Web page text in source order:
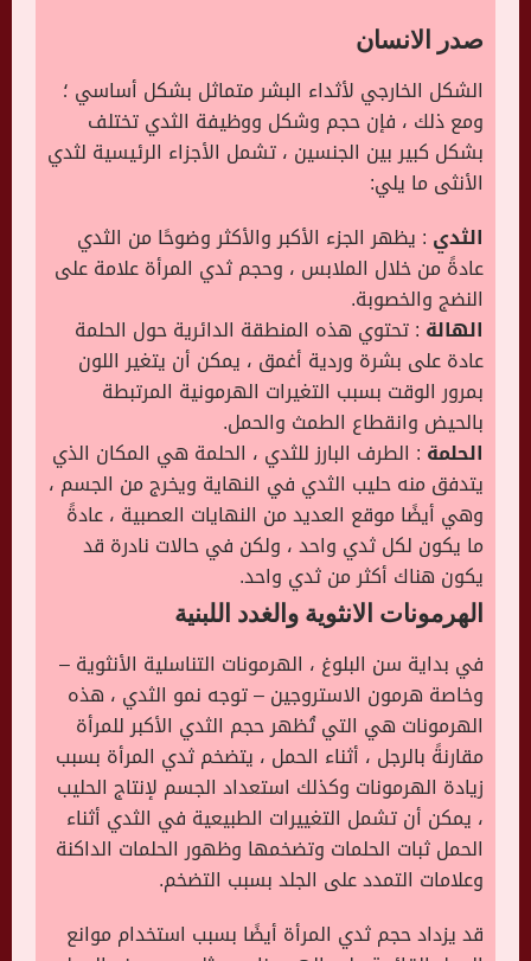
صدر الانسان
الشكل الخارجي لأثداء البشر متماثل بشكل أساسي ؛
ومع ذلك ، فإن حجم وشكل ووظيفة الثدي تختلف
بشكل كبير بين الجنسين ، تشمل الأجزاء الرئيسية لثدي
الأنثى ما يلي:
الثدي : يظهر الجزء الأكبر والأكثر وضوحًا من الثدي
عادةً من خلال الملابس ، وحجم ثدي المرأة علامة على
النضج والخصوبة.
الهالة : تحتوي هذه المنطقة الدائرية حول الحلمة
عادة على بشرة وردية أغمق ، يمكن أن يتغير اللون
بمرور الوقت بسبب التغيرات الهرمونية المرتبطة
بالحيض وانقطاع الطمث والحمل.
الحلمة : الطرف البارز للثدي ، الحلمة هي المكان الذي
يتدفق منه حليب الثدي في النهاية ويخرج من الجسم ،
وهي أيضًا موقع العديد من النهايات العصبية ، عادةً
ما يكون لكل ثدي واحد ، ولكن في حالات نادرة قد
يكون هناك أكثر من ثدي واحد.
الهرمونات الانثوية والغدد اللبنية
في بداية سن البلوغ ، الهرمونات التناسلية الأنثوية –
وخاصة هرمون الاستروجين – توجه نمو الثدي ، هذه
الهرمونات هي التي تُظهر حجم الثدي الأكبر للمرأة
مقارنةً بالرجل ، أثناء الحمل ، يتضخم ثدي المرأة بسبب
زيادة الهرمونات وكذلك استعداد الجسم لإنتاج الحليب
، يمكن أن تشمل التغييرات الطبيعية في الثدي أثناء
الحمل ثبات الحلمات وتضخمها وظهور الحلمات الداكنة
وعلامات التمدد على الجلد بسبب التضخم.
قد يزداد حجم ثدي المرأة أيضًا بسبب استخدام موانع